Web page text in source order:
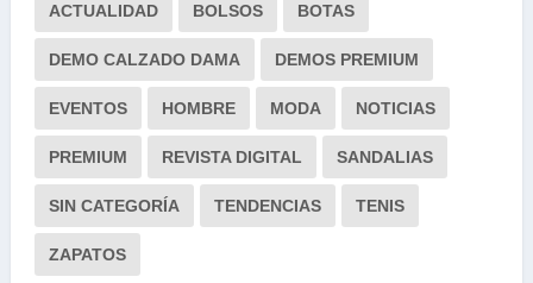
ACTUALIDAD BOLSOS BOTAS
DEMO CALZADO DAMA DEMOS PREMIUM
EVENTOS HOMBRE MODA NOTICIAS
PREMIUM REVISTA DIGITAL SANDALIAS
SIN CATEGORÍA TENDENCIAS TENIS
ZAPATOS